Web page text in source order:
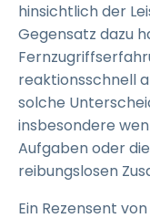
hinsichtlich der
Gegensatz dazu
reaktionsschnell
solche
insbesondere
Aufgaben oder
reibungslosen
Ein Rezensent